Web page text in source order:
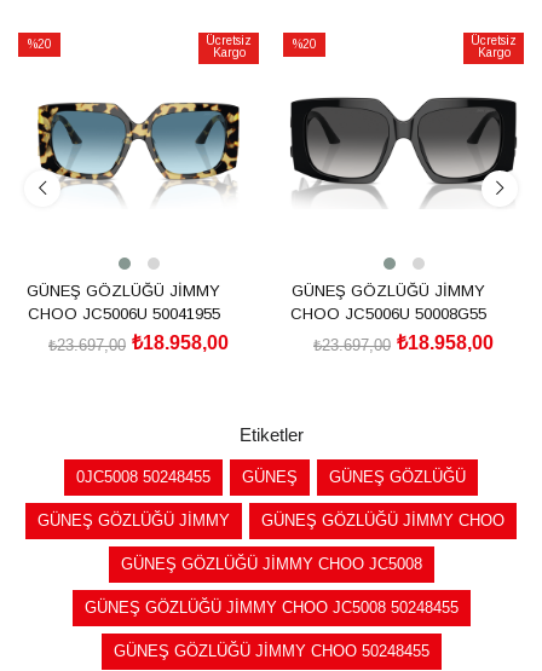
%20
Ücretsiz
Kargo
GÜNEŞ GÖZLÜĞÜ JİMMY
CHOO JC5006U 50041955
₺18.958,00
₺23.697,00
%20
Ücretsiz
Kargo
GÜNEŞ GÖZLÜĞÜ JİMMY
CHOO JC5006U 50008G55
₺18.958,00
₺23.697,00
Etiketler
0JC5008 50248455 GÜNEŞ GÜNEŞ GÖZLÜĞÜ
GÜNEŞ GÖZLÜĞÜ JİMMY GÜNEŞ GÖZLÜĞÜ JİMMY CHOO
GÜNEŞ GÖZLÜĞÜ JİMMY CHOO JC5008
GÜNEŞ GÖZLÜĞÜ JİMMY CHOO JC5008 50248455
GÜNEŞ GÖZLÜĞÜ JİMMY CHOO 50248455